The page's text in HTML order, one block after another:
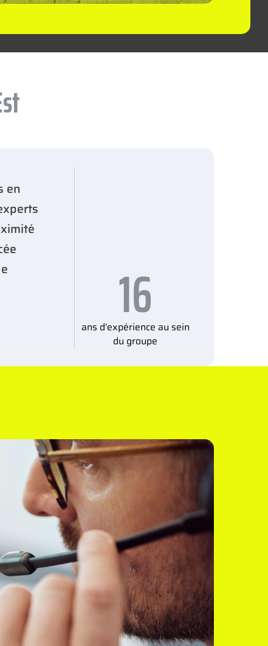
en
16
ans d’expérience au sein
du groupe